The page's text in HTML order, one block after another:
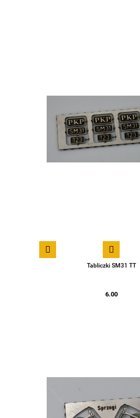
Tabliczki SM31 TT
6.00